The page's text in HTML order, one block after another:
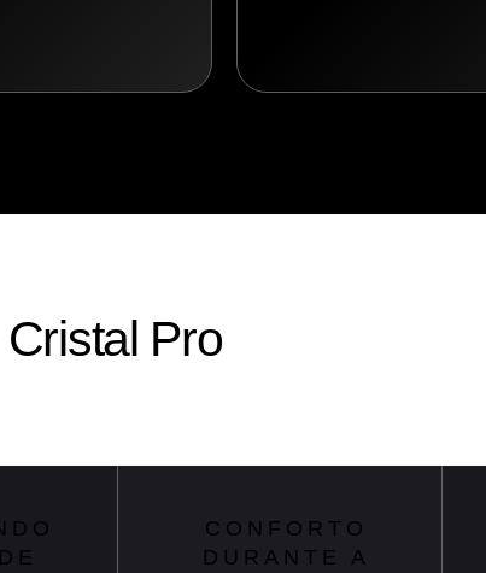
Pro
CONFORTO
DURANTE A